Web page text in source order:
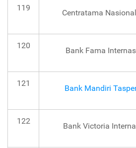
119
Centratama
120
Bank Fama
121
Bank Mandiri
122
Bank Victoria